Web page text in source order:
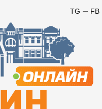
FB
TG